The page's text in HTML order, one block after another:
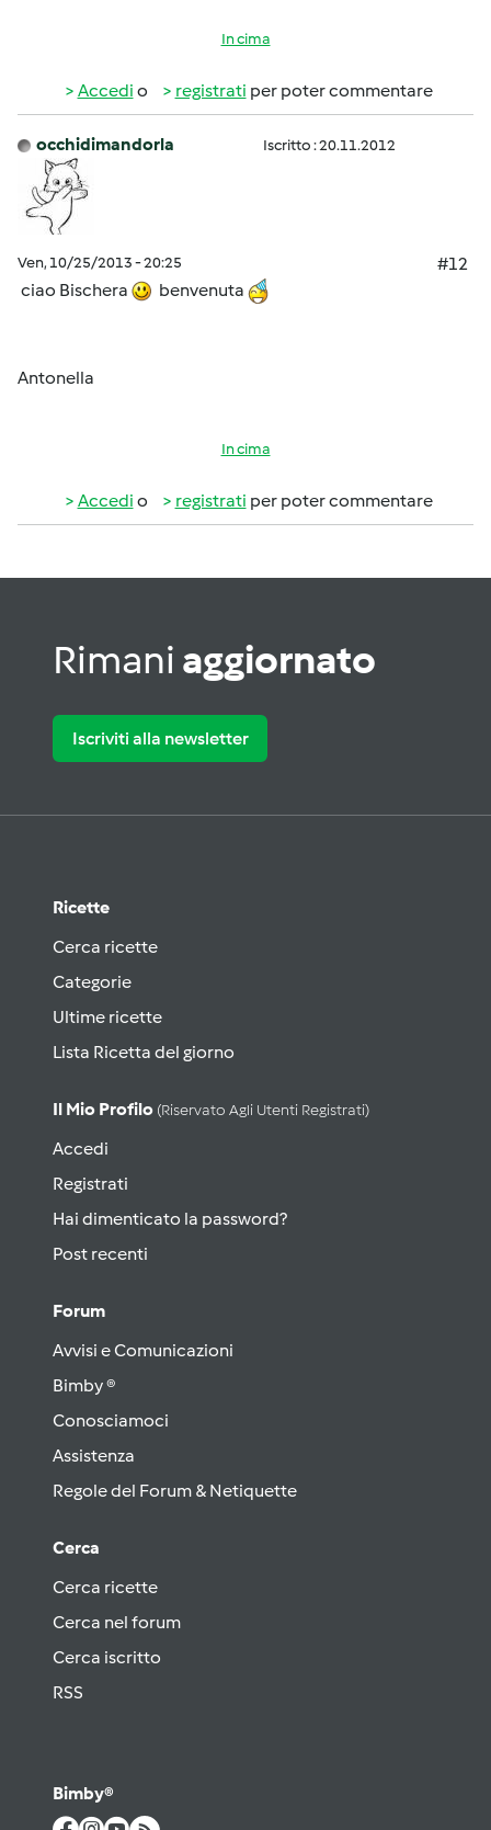
In cima
Accedi o registrati per poter commentare
occhidimandorla Iscritto : 20.11.2012
Ven, 10/25/2013 - 20:25
#12
ciao Bischera
benvenuta
Antonella
In cima
Accedi o registrati per poter commentare
Rimani aggiornato
Iscriviti alla newsletter
Ricette
Cerca ricette
Categorie
Ultime ricette
Lista Ricetta del giorno
Il Mio Profilo (riservato Agli Utenti Registrati)
Accedi
Registrati
Hai dimenticato la password?
Post recenti
Forum
Avvisi e Comunicazioni
Bimby ®
Conosciamoci
Assistenza
Regole del Forum & Netiquette
Cerca
Cerca ricette
Cerca nel forum
Cerca iscritto
RSS
Bimby®